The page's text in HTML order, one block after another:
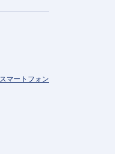
スマートフォン